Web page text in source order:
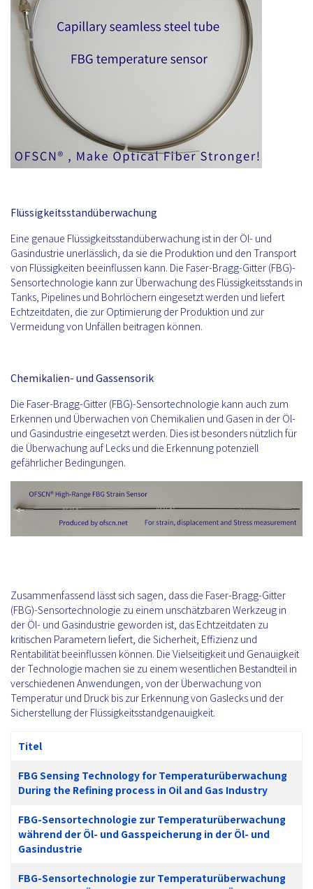
Flüssigkeitsstandüberwachung
Eine genaue Flüssigkeitsstandüberwachung ist in der Öl- und
Gasindustrie unerlässlich, da sie die Produktion und den Transport
von Flüssigkeiten beeinflussen kann. Die Faser-Bragg-Gitter (FBG)-
Sensortechnologie kann zur Überwachung des Flüssigkeitsstands in
Tanks, Pipelines und Bohrlöchern eingesetzt werden und liefert
Echtzeitdaten, die zur Optimierung der Produktion und zur
Vermeidung von Unfällen beitragen können.
Chemikalien- und Gassensorik
Die Faser-Bragg-Gitter (FBG)-Sensortechnologie kann auch zum
Erkennen und Überwachen von Chemikalien und Gasen in der Öl-
und Gasindustrie eingesetzt werden. Dies ist besonders nützlich für
die Überwachung auf Lecks und die Erkennung potenziell
gefährlicher Bedingungen.
Zusammenfassend lässt sich sagen, dass die Faser-Bragg-Gitter
(FBG)-Sensortechnologie zu einem unschätzbaren Werkzeug in
der Öl- und Gasindustrie geworden ist, das Echtzeitdaten zu
kritischen Parametern liefert, die Sicherheit, Effizienz und
Rentabilität beeinflussen können. Die Vielseitigkeit und Genauigkeit
der Technologie machen sie zu einem wesentlichen Bestandteil in
verschiedenen Anwendungen, von der Überwachung von
Temperatur und Druck bis zur Erkennung von Gaslecks und der
Sicherstellung der Flüssigkeitsstandgenauigkeit.
Titel
FBG Sensing Technology for Temperaturüberwachung
During the Refining process in Oil and Gas Industry
FBG-Sensortechnologie zur Temperaturüberwachung
während der Öl- und Gasspeicherung in der Öl- und
Gasindustrie
FBG-Sensortechnologie zur Temperaturüberwachung